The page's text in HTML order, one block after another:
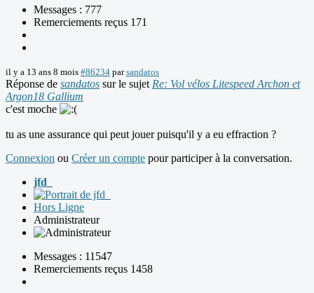
Messages : 777
Remerciements reçus 171
il y a 13 ans 8 mois #86234 parsandatos
Réponse de sandatos sur le sujet Re: Vol vélos Litespeed Archon et
Argon18 Gallium
c'est moche
tu as une assurance qui peut jouer puisqu'il y a eu effraction ?
Connexion ou Créer un compte pour participer à la conversation.
jfd_
Hors Ligne
Administrateur
Messages : 11547
Remerciements reçus 1458